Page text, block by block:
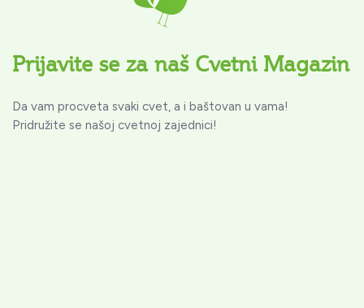
Prijavite se za naš Cvetni Magazin
Da vam procveta svaki cvet, a i baštovan u vama!
Pridružite se našoj cvetnoj zajednici!